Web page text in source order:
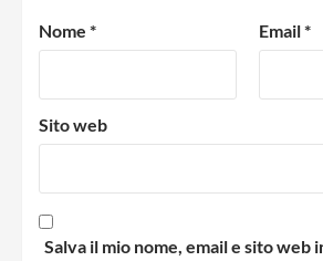
Nome * Email*
Sito web
Salva il mio nome, email e sito web